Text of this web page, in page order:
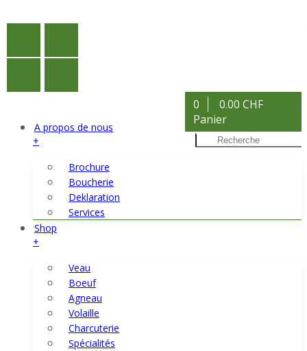
0
0.00 CHF
Panier
A propos de nous
+
Brochure
Boucherie
Deklaration
Services
Shop
+
Veau
Boeuf
Agneau
Volaille
Charcuterie
Spécialités